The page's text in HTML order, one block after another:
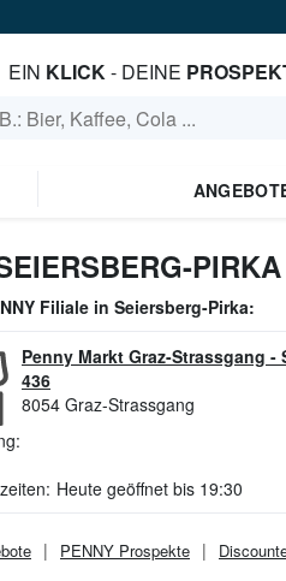
EIN KLICK- DEINE
PIRKA
Filiale in Seiersberg-Pirka:
Penny Markt Graz-Strassgang -
436
8054 Graz-Strassgang
Heute geöffnet bis 19:30
PENNY Prospekte